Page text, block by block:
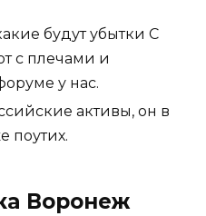
будут убытки С
с плечами и
у нас.
активы, он в
поутих.
Воронеж